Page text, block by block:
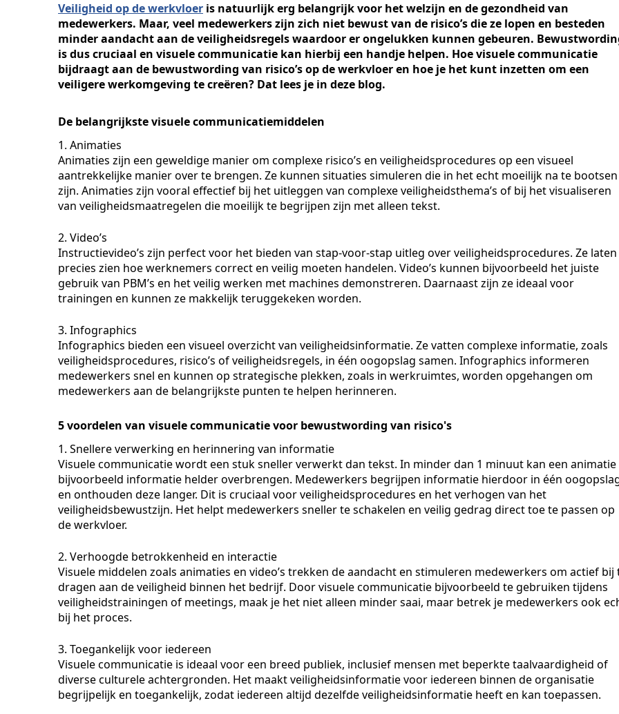
Veiligheid op de werkvloer is natuurlijk erg belangrijk voor het welzijn en de gezondheid van
medewerkers. Maar, veel medewerkers zijn zich niet bewust van de risico’s die ze lopen en besteden
minder aandacht aan de veiligheidsregels waardoor er ongelukken kunnen gebeuren.
is dus cruciaal en visuele communicatie kan hierbij een handje helpen. Hoe visuele communicatie
bijdraagt aan de bewustwording van risico’s op de werkvloer en hoe je het kunt inzetten om een
veiligere werkomgeving te creëren? Dat lees je in deze blog.
De belangrijkste visuele communicatiemiddelen
1. Animaties
Animaties zijn een geweldige manier om complexe risico’s en veiligheidsprocedures op een visueel
aantrekkelijke manier over te brengen. Ze kunnen situaties simuleren die in het echt moeilijk na te bootsen
zijn. Animaties zijn vooral effectief bij het uitleggen van complexe veiligheidsthema’s of bij het visualiseren
van veiligheidsmaatregelen die moeilijk te begrijpen zijn met alleen tekst.
2. Video’s
Instructievideo’s zijn perfect voor het bieden van stap-voor-stap uitleg over veiligheidsprocedures. Ze laten
precies zien hoe werknemers correct en veilig moeten handelen. Video’s kunnen bijvoorbeeld het juiste
gebruik van PBM’s en het veilig werken met machines demonstreren. Daarnaast zijn ze ideaal voor
trainingen en kunnen ze makkelijk teruggekeken worden.
3. Infographics
Infographics bieden een visueel overzicht van veiligheidsinformatie. Ze vatten complexe informatie, zoals
veiligheidsprocedures, risico’s of veiligheidsregels, in één oogopslag samen. Infographics informeren
medewerkers snel en kunnen op strategische plekken, zoals in werkruimtes, worden opgehangen om
medewerkers aan de belangrijkste punten te helpen herinneren.
5 voordelen van visuele communicatie voor bewustwording van risico's
1. Snellere verwerking en herinnering van informatie
Visuele communicatie wordt een stuk sneller verwerkt dan tekst. In minder dan 1 minuut kan een animatie
bijvoorbeeld informatie helder overbrengen. Medewerkers begrijpen informatie hierdoor in één
en onthouden deze langer. Dit is cruciaal voor veiligheidsprocedures en het verhogen van het
veiligheidsbewustzijn. Het helpt medewerkers sneller te schakelen en veilig gedrag direct toe te passen op
de werkvloer.
2. Verhoogde betrokkenheid en interactie
Visuele middelen zoals animaties en video’s trekken de aandacht en stimuleren medewerkers om actief bij
dragen aan de veiligheid binnen het bedrijf. Door visuele communicatie bijvoorbeeld te gebruiken tijdens
veiligheidstrainingen of meetings, maak je het niet alleen minder saai, maar betrek je medewerkers ook
bij het proces.
3. Toegankelijk voor iedereen
Visuele communicatie is ideaal voor een breed publiek, inclusief mensen met beperkte taalvaardigheid of
diverse culturele achtergronden. Het maakt veiligheidsinformatie voor iedereen binnen de organisatie
begrijpelijk en toegankelijk, zodat iedereen altijd dezelfde veiligheidsinformatie heeft en kan toepassen.